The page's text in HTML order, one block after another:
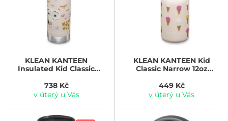
KLEAN KANTEEN
Insulated Kid Classic
Sport Cap) - owlet
738 Kč
v úterý u Vás
KLEAN KANTEENKid
Classic Narrow 12oz
ice cream 355 ml
449 Kč
v úterý u Vás